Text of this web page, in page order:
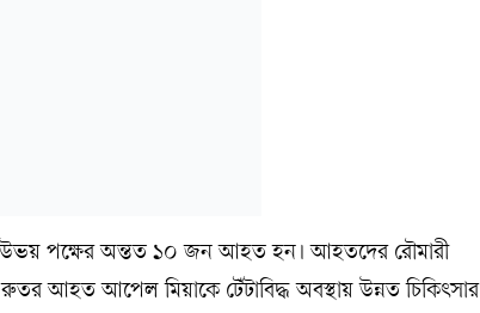
উভয় পক্ষের অন্তত ১০ জন আহত হন। আহতদের রৌমারী
আহত আপেল মিয়াকে টেঁটাবিদ্ধ অবস্থায় উন্নত চিকিৎসার